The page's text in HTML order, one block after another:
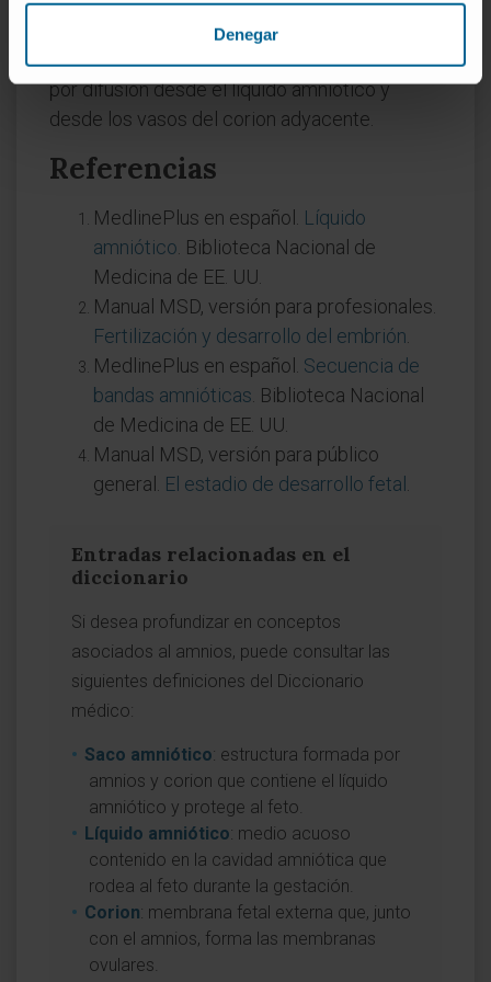
Denegar
No. Es una estructura avascular. Los
nutrientes que necesitan sus células llegan
por difusión desde el líquido amniótico y
desde los vasos del corion adyacente.
Referencias
MedlinePlus en español. Líquido
amniótico . Biblioteca Nacional de
Medicina de EE. UU.
Manual MSD, versión para profesionales.
Fertilización y desarrollo del embrión
MedlinePlus en español. Secuencia de
bandas amnióticas . Biblioteca Nacional
de Medicina de EE. UU.
Manual MSD, versión para público
general. El estadio de desarrollo fetal
Entradas relacionadas en el
diccionario
Si desea profundizar en conceptos
asociados al amnios, puede consultar las
siguientes definiciones del Diccionario
médico:
Saco amniótico: estructura formada por
amnios y corion que contiene el líquido
amniótico y protege al feto.
Líquido amniótico: medio acuoso
contenido en la cavidad amniótica que
rodea al feto durante la gestación.
Corion: membrana fetal externa que, junto
con el amnios, forma las membranas
ovulares.